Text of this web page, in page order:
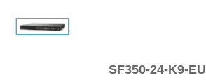
t
i
SF350-24-K9-EU